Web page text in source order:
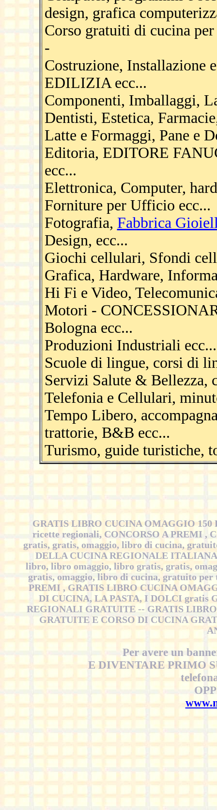
design, grafica
Corso gratuiti di cucina
-
Costruzione, Installazione
EDILIZIA ecc...
Componenti, Imballaggi,
Dentisti, Estetica,
Latte e Formaggi, Pane e
Editoria, EDITORE
ecc...
Elettronica, Computer,
Forniture per Ufficio ecc...
Fotografia, Fabbrica
Design, ecc...
Giochi cellulari, Sfondi
Grafica, Hardware,
Hi Fi e Video,
Motori -
Bologna ecc...
Produzioni Industriali ecc...
Scuole di lingue, corsi di
Servizi Salute & Bellezza,
Telefonia e Cellulari,
Tempo Libero,
trattorie, B&B ecc...
Turismo, guide turistiche,
GRATIS LIBRO CUCINA OMAGGIO
ricette regionali, CONCORSO A PREMI ,
gratis, gratis, omaggio, libro di cucina,
DELLA CUCINA REGIONALE
libro, libro omaggio, libro gratis, gratis,
gratis, omaggio, libro di cucina, gratuito
PREMI , GRATIS LIBRO CUCINA
DI CUCINA, LA PASTA, I DOLCI gratis
REGIONALI GRATUITE -- GRATIS
GRATUITE E CORSO DI CUCINA
Per avere un
E DIVENTARE PRIMO